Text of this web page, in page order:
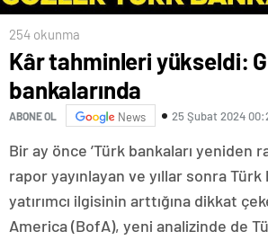
254 okunma
Kâr tahminleri yükseldi:
bankalarında
ABONE OL News 25 Şubat 2024
Bir ay önce ’Türk bankaları yeniden
rapor yayınlayan ve yıllar sonra Türk
yatırımcı ilgisinin arttığına dikkat
America (BofA), yeni analizinde de